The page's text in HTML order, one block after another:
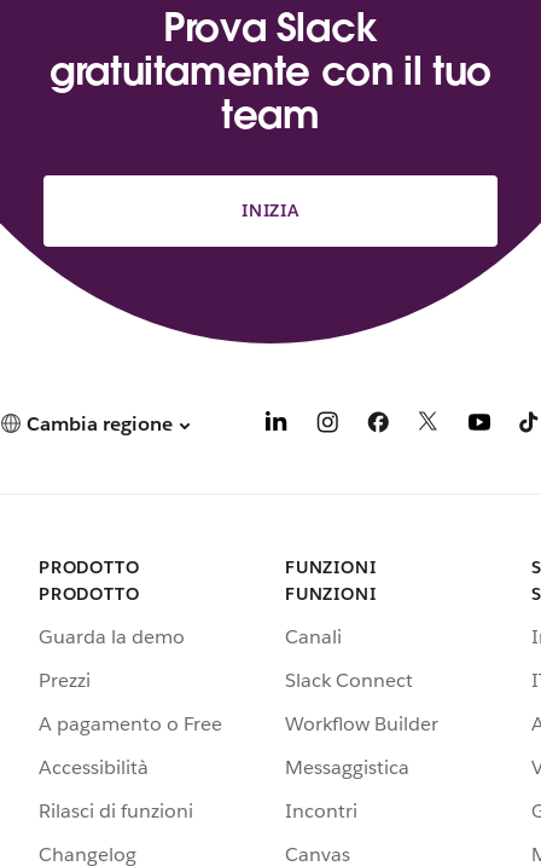
Prova Slack
gratuitamente con il tuo
team
INIZIA
Cambia regione
PRODOTTO
PRODOTTO
Guarda la demo
Prezzi
A pagamento o Free
Accessibilità
Rilasci di funzioni
Changelog
FUNZIONI
FUNZIONI
Canali
Slack Connect
Workflow Builder
Messaggistica
Incontri
Canvas